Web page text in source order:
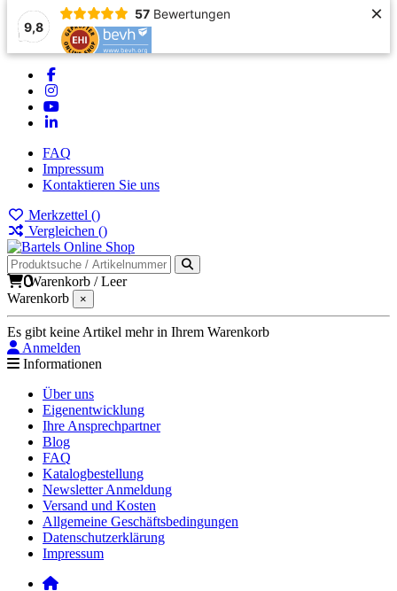
9,8
57 Bewertungen ×
FAQ
Impressum
Kontaktieren Sie uns
Merkzettel ()
Vergleichen ()
0Warenkorb /Leer
Warenkorb
×
Es gibt keine Artikel mehr in Ihrem Warenkorb
Anmelden
Informationen
Über uns
Eigenentwicklung
Ihre Ansprechpartner
Blog
FAQ
Katalogbestellung
Newsletter Anmeldung
Versand und Kosten
Allgemeine Geschäftsbedingungen
Datenschutzerklärung
Impressum